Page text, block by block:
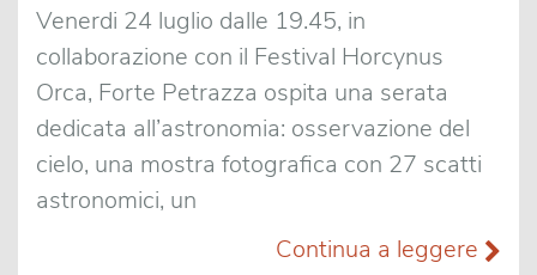
Venerdi 24 luglio dalle 19.45, in
collaborazione con il Festival Horcynus
Orca, Forte Petrazza ospita una serata
dedicata all’astronomia: osservazione del
cielo, una mostra fotografica con 27 scatti
astronomici, un
Continua a leggere